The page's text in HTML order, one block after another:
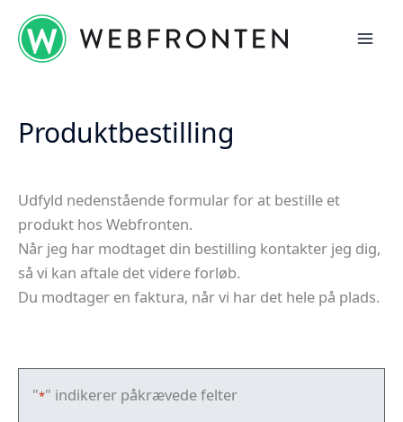
indholdet
Produktbestilling
Udfyld nedenstående formular for at bestille et
produkt hos Webfronten.
Når jeg har modtaget din bestilling kontakter jeg dig,
så vi kan aftale det videre forløb.
Du modtager en faktura, når vi har det hele på plads.
"*" indikerer påkrævede felter